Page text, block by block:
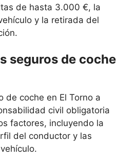
de hasta 3.000 €, la
y la retirada del
seguros de coche
de coche en El Torno a
civil obligatoria
factores, incluyendo la
del conductor y las